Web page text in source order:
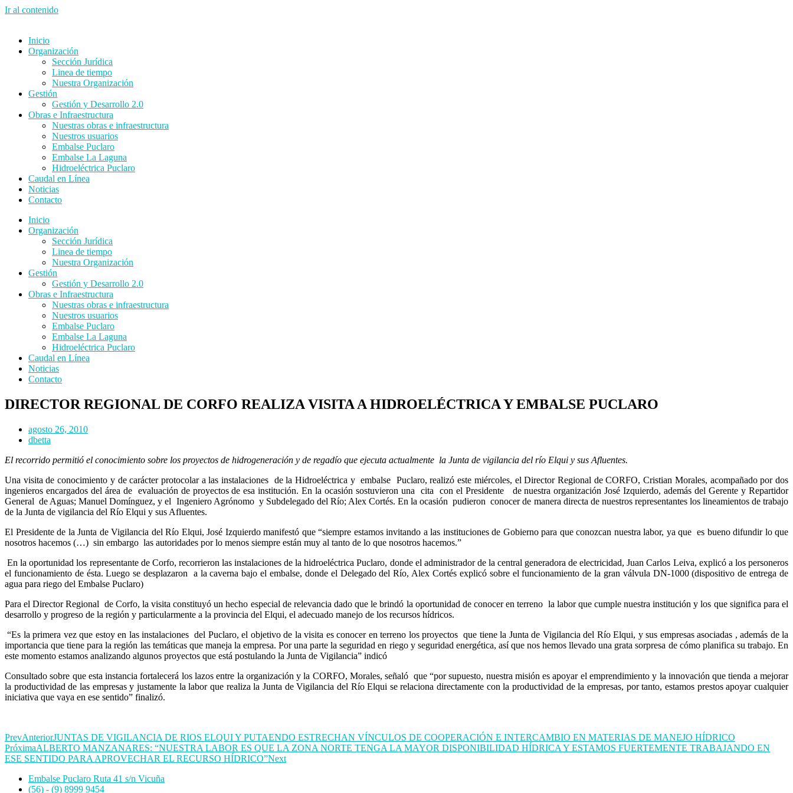
Ir al contenido
Inicio
Organización
Sección Jurídica
Linea de tiempo
Nuestra Organización
Gestión
Gestión y Desarrollo 2.0
Obras e Infraestructura
Nuestras obras e infraestructura
Nuestros usuarios
Embalse Puclaro
Embalse La Laguna
Hidroeléctrica Puclaro
Caudal en Línea
Noticias
Contacto
Inicio
Organización
Sección Jurídica
Linea de tiempo
Nuestra Organización
Gestión
Gestión y Desarrollo 2.0
Obras e Infraestructura
Nuestras obras e infraestructura
Nuestros usuarios
Embalse Puclaro
Embalse La Laguna
Hidroeléctrica Puclaro
Caudal en Línea
Noticias
Contacto
DIRECTOR REGIONAL DE CORFO REALIZA VISITA A HIDROELÉCTRICA Y EMBALSE PUCLARO
agosto 26, 2010
dbetta
El recorrido permitió el conocimiento sobre los proyectos de hidrogeneración y de regadío que ejecuta actualmente la Junta de vigilancia del río Elqui y sus Afluentes.
Una visita de conocimiento y de carácter protocolar a las instalaciones de la Hidroeléctrica y embalse Puclaro, realizó este miércoles, el Director Regional de CORFO, Cristian Morales, acompañado por dos
ingenieros encargados del área de evaluación de proyectos de esa institución. En la ocasión sostuvieron una cita con el Presidente de nuestra organización José Izquierdo, además del Gerente y Repartidor
General de Aguas; Manuel Domínguez, y el Ingeniero Agrónomo y Subdelegado del Río; Alex Cortés. En la ocasión pudieron conocer de manera directa de nuestros representantes los lineamientos de trabajo
de la Junta de vigilancia del Río Elqui y sus Afluentes.
El Presidente de la Junta de Vigilancia del Río Elqui, José Izquierdo manifestó que “siempre estamos invitando a las instituciones de Gobierno para que conozcan nuestra labor, ya que es bueno difundir lo que
nosotros hacemos (…) sin embargo las autoridades por lo menos siempre están muy al tanto de lo que nosotros hacemos.”
En la oportunidad los representante de Corfo, recorrieron las instalaciones de la hidroeléctrica Puclaro, donde el administrador de la central generadora de electricidad, Juan Carlos Leiva, explicó a los personeros
el funcionamiento de ésta. Luego se desplazaron a la caverna bajo el embalse, donde el Delegado del Río, Alex Cortés explicó sobre el funcionamiento de la gran válvula DN-1000 (dispositivo de entrega de
agua para riego del Embalse Puclaro)
Para el Director Regional de Corfo, la visita constituyó un hecho especial de relevancia dado que le brindó la oportunidad de conocer en terreno la labor que cumple nuestra institución y los que significa para el
desarrollo y progreso de la región y particularmente a la provincia del Elqui, el adecuado manejo de los recursos hídricos.
“Es la primera vez que estoy en las instalaciones del Puclaro, el objetivo de la visita es conocer en terreno los proyectos que tiene la Junta de Vigilancia del Río Elqui, y sus empresas asociadas , además de la
importancia que tiene para la región las temáticas que maneja la empresa. Por una parte la seguridad en riego y seguridad energética, así que nos hemos llevado una grata sorpresa de cómo planifica su trabajo. En
este momento estamos analizando algunos proyectos que está postulando la Junta de Vigilancia” indicó
Consultado sobre que esta instancia fortalecerá los lazos entre la organización y la CORFO, Morales, señaló que “por supuesto, nuestra misión es apoyar el emprendimiento y la innovación que tienda a mejorar
la productividad de las empresas y justamente la labor que realiza la Junta de Vigilancia del Río Elqui se relaciona directamente con la productividad de la empresas, por tanto, estamos prestos apoyar cualquier
iniciativa que vaya en ese sentido” finalizó.
PrevAnteriorJUNTAS DE VIGILANCIA DE RIOS ELQUI Y PUTAENDO ESTRECHAN VÍNCULOS DE COOPERACIÓN E INTERCAMBIO EN MATERIAS DE MANEJO HÍDRICO
PróximaALBERTO MANZANARES: “NUESTRA LABOR ES QUE LA ZONA NORTE TENGA LA MAYOR DISPONIBILIDAD HÍDRICA Y ESTAMOS FUERTEMENTE TRABAJANDO EN
ESE SENTIDO PARA APROVECHAR EL RECURSO HÍDRICO”Next
Embalse Puclaro Ruta 41 s/n Vicuña
(56) - (9) 8999 9454